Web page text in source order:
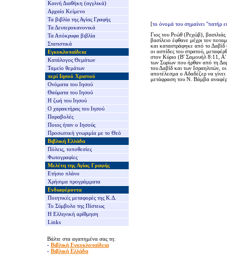
Καινή Διαθήκη (αγγλικά)
Αρχαίο Κείμενο
Τα βιβλία τηςΑγίας Γραφής
Τα Δευτεροκανονικά
Τα Απόκρυφα βιβλία
Στατιστικά
Εγκυκλοπαίδεια
Κατάλογος Θεμάτων
Ταμείο θεμάτων
περί Ιησού Χριστού
Ονόματα του Ιησού
Θαύματα του Ιησού
Η ζωή του Ιησού
Ο χαρακτήρας του Ιησού
Παραβολές
Ποιος ήταν ο Ιησούς
Προσωπική γνωριμία με το Θεό
Βιβλική Ελλάδα
Πόλεις, τοποθεσίες
Φωτογραφίες
Μελέτη της Αγίας Γραφής
Ετήσιο πλάνο
Χρήσιμα προγράμματα
Ενδιαφέροντα
Ποιητικές μεταφορές της Κ.Δ.
Το Σύμβολο της Πίστεως
Η Ελληνική αρίθμηση
Links
Βάλτε στα αγαπημένα σας τη:
- Βιβλική Εγκυκλοπαίδεια
- Βιβλική Ελλάδα
[το όνομά του σημαίνει "πατήρ
Γιος του Ρεώθ (Ρεχώβ),
βασίλειο έφθανε μέχρι τον
και καταστράφηκε από το
οι ασπίδες του στρατού,
στον Κύριο (Β' Σαμουήλ 8:11, Α'
των Συρίων που ήρθαν από τη
του Δαβίδ και των Ισραηλιτών,
αποτέλεσμα ο Αδαδέζερ να
μετάφραση του Ν. Βάμβα